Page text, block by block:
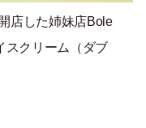
店した姉妹店Bole
スクリーム（ダブ